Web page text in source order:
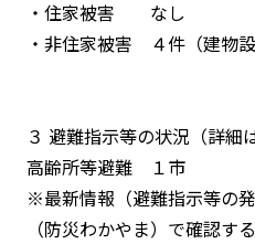
・住家被害 なし
・非住家被害 ４件（建物
３ 避難指示等の状況（詳細
高齢所等避難 １市
※最新情報（避難指示等の
（防災わかやま）で確認す